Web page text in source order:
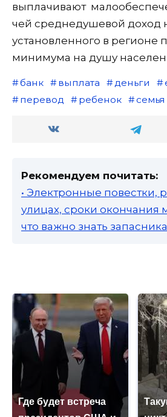
выплачивают
чей среднедушевой доход
установленного в регионе
минимума на душу
банк выплата деньги
перевод
ребенок семья
Рекомендуем почитать:
• Электронные повестки,
улицах, сроки окончания
что важно знать
Где будет встреча